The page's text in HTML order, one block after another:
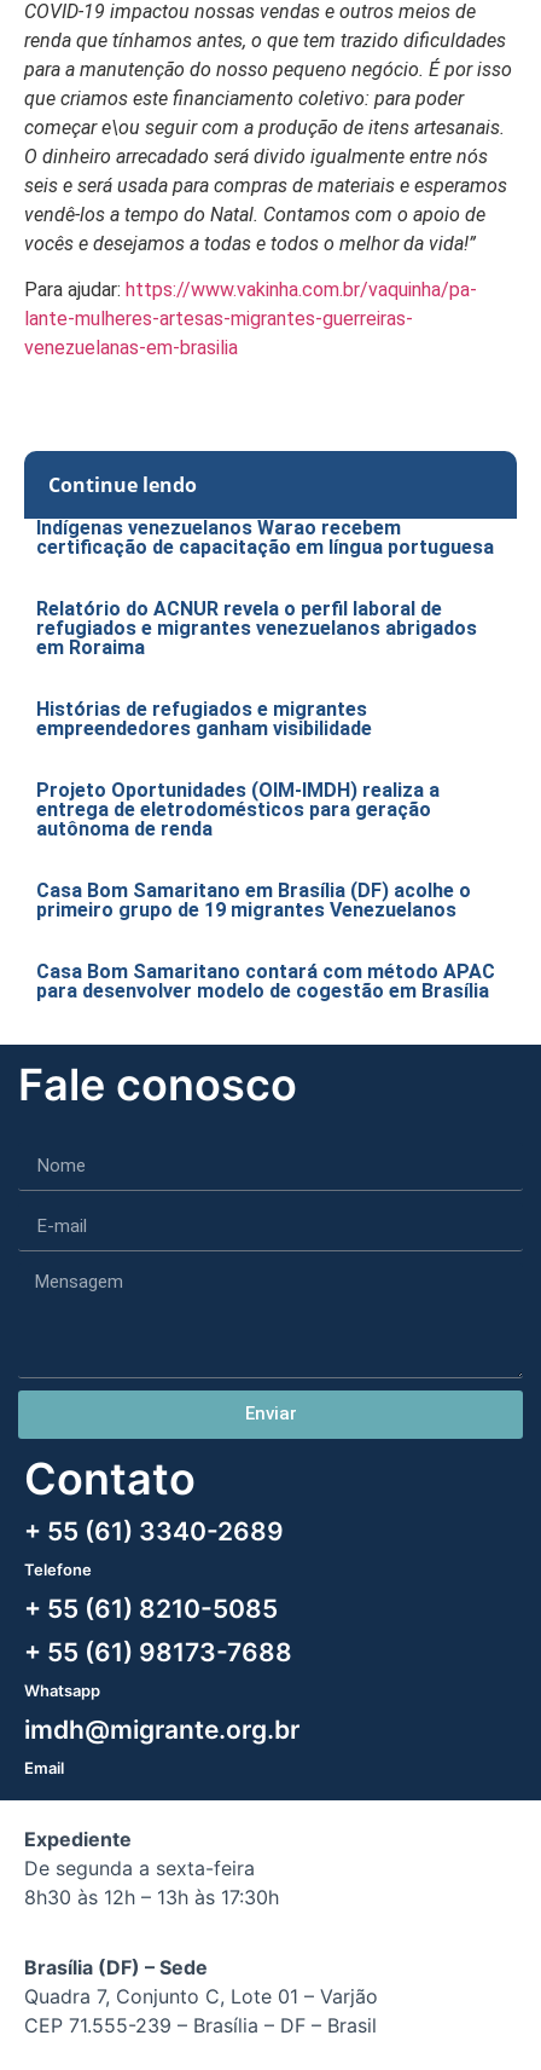
COVID-19 impactou nossas vendas e outros meios de
renda que tínhamos antes, o que tem trazido dificuldades
para a manutenção do nosso pequeno negócio. É por isso
que criamos este financiamento coletivo: para poder
começar e\ou seguir com a produção de itens artesanais.
O dinheiro arrecadado será divido igualmente entre nós
seis e será usada para compras de materiais e esperamos
vendê-los a tempo do Natal. Contamos com o apoio de
vocês e desejamos a todas e todos o melhor da vida!”
Para ajudar: https://www.vakinha.com.br/vaquinha/pa-
lante-mulheres-artesas-migrantes-guerreiras-
venezuelanas-em-brasilia
Continue lendo
Indígenas venezuelanos Warao recebem
certificação de capacitação em língua portuguesa
Relatório do ACNUR revela o perfil laboral de
refugiados e migrantes venezuelanos abrigados
em Roraima
Histórias de refugiados e migrantes
empreendedores ganham visibilidade
Projeto Oportunidades (OIM-IMDH) realiza a
entrega de eletrodomésticos para geração
autônoma de renda
Casa Bom Samaritano em Brasília (DF) acolhe o
primeiro grupo de 19 migrantes Venezuelanos
Casa Bom Samaritano contará com método APAC
para desenvolver modelo de cogestão em Brasília
Fale conosco
Enviar
Contato
+ 55 (61) 3340-2689
Telefone
+ 55 (61) 8210-5085
+ 55 (61) 98173-7688
Whatsapp
imdh@migrante.org.br
Email
Expediente
De segunda a sexta-feira
8h30 às 12h – 13h às 17:30h
Brasília (DF) – Sede
Quadra 7, Conjunto C, Lote 01 – Varjão
CEP 71.555-239 – Brasília – DF – Brasil